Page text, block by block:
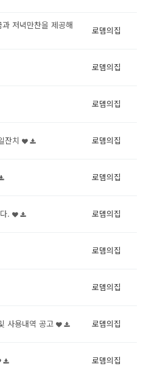
저녁만찬을 제공해
로뎀의집
로뎀의집
로뎀의집
잔치 로뎀의집
로뎀의집
. 로뎀의집
로뎀의집
로뎀의집
사용내역 공고 로뎀의집
로뎀의집